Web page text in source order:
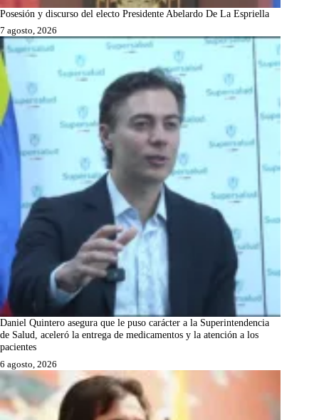
Posesión y discurso del electo Presidente Abelardo De La Espriella
7 agosto, 2026
Daniel Quintero asegura que le puso carácter a la Superintendencia
de Salud, aceleró la entrega de medicamentos y la atención a los
pacientes
6 agosto, 2026